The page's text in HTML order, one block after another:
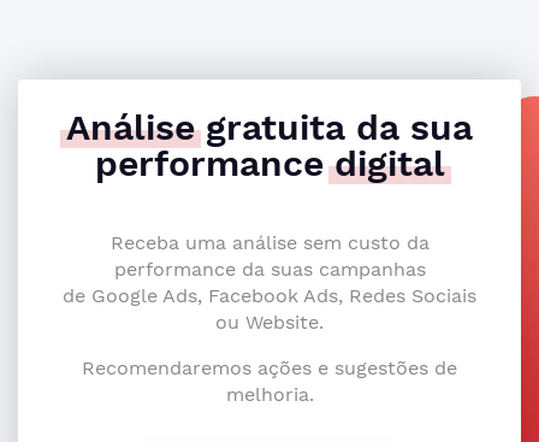
Análisegratuita da sua
performancedigital
Receba uma análise sem custo da
performance da suas campanhas
de Google Ads, Facebook Ads, Redes Sociais
ou Website.
Recomendaremos ações e sugestões de
melhoria.